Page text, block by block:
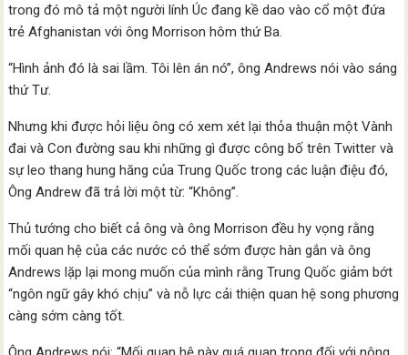
trong đó mô tả một người lính Úc đang kề dao vào cổ một đứa
trẻ Afghanistan với ông Morrison hôm thứ Ba.
“Hình ảnh đó là sai lầm. Tôi lên án nó”, ông Andrews nói vào sáng
thứ Tư.
Nhưng khi được hỏi liệu ông có xem xét lại thỏa thuận một Vành
đai và Con đường sau khi những gì được công bố trên Twitter và
sự leo thang hung hăng của Trung Quốc trong các luận điệu đó,
Ông Andrew đã trả lời một từ: “Không”.
Thủ tướng cho biết cả ông và ông Morrison đều hy vọng rằng
mối quan hệ của các nước có thể sớm được hàn gắn và ông
Andrews lặp lại mong muốn của mình rằng Trung Quốc giảm bớt
“ngôn ngữ gây khó chịu” và nỗ lực cải thiện quan hệ song phương
càng sớm càng tốt.